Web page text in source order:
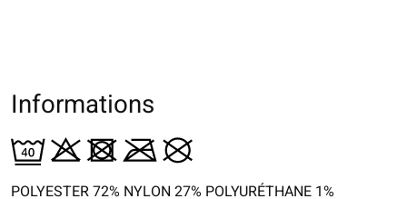
Informations
POLYESTER 72% NYLON 27% POLYURÉTHANE 1%